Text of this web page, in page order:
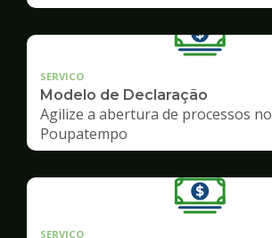
SERVICO
Modelo de Declaração
Agilize a abertura de processos no
Poupatempo
SERVICO